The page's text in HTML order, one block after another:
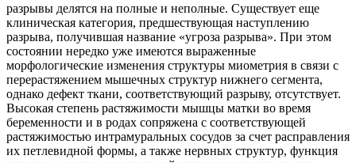
разрывы делятся на полные и неполные. Существует еще
клиническая категория, предшествующая наступлению
разрыва, получившая название «угроза разрыва». При этом
состоянии нередко уже имеются выраженные
морфологические изменения структуры миометрия в связи с
перерастяжением мышечных структур нижнего сегмента,
однако дефект ткани, соответствующий разрыву, отсутствует.
Высокая степень растяжимости мышцы матки во время
беременности и в родах сопряжена с соответствующей
растяжимостью интрамуральных сосудов за счет расправления
их петлевидной формы, а также нервных структур, функция